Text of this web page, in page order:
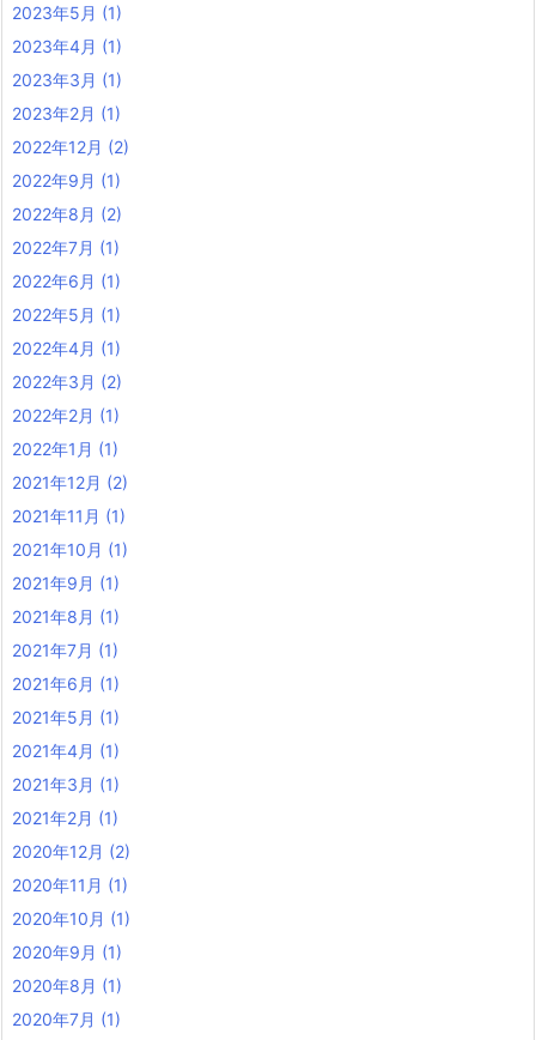
2023年5月 (1)
2023年4月 (1)
2023年3月 (1)
2023年2月 (1)
2022年12月 (2)
2022年9月 (1)
2022年8月 (2)
2022年7月 (1)
2022年6月 (1)
2022年5月 (1)
2022年4月 (1)
2022年3月 (2)
2022年2月 (1)
2022年1月 (1)
2021年12月 (2)
2021年11月 (1)
2021年10月 (1)
2021年9月 (1)
2021年8月 (1)
2021年7月 (1)
2021年6月 (1)
2021年5月 (1)
2021年4月 (1)
2021年3月 (1)
2021年2月 (1)
2020年12月 (2)
2020年11月 (1)
2020年10月 (1)
2020年9月 (1)
2020年8月 (1)
2020年7月 (1)